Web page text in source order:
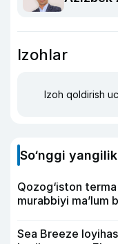
Izohlar
Izoh qoldirish
So‘nggi
Qozog‘iston
murabbiyi ma’lum
Sea Breeze